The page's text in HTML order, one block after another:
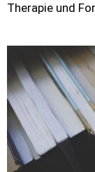
Therapie und